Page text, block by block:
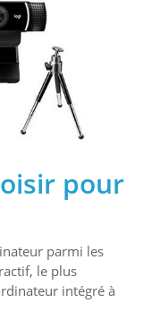
pour
parmi les
le plus
intégré à